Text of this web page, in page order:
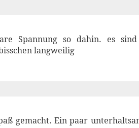
Spannung so dahin. es
langweilig
gemacht. Ein paar